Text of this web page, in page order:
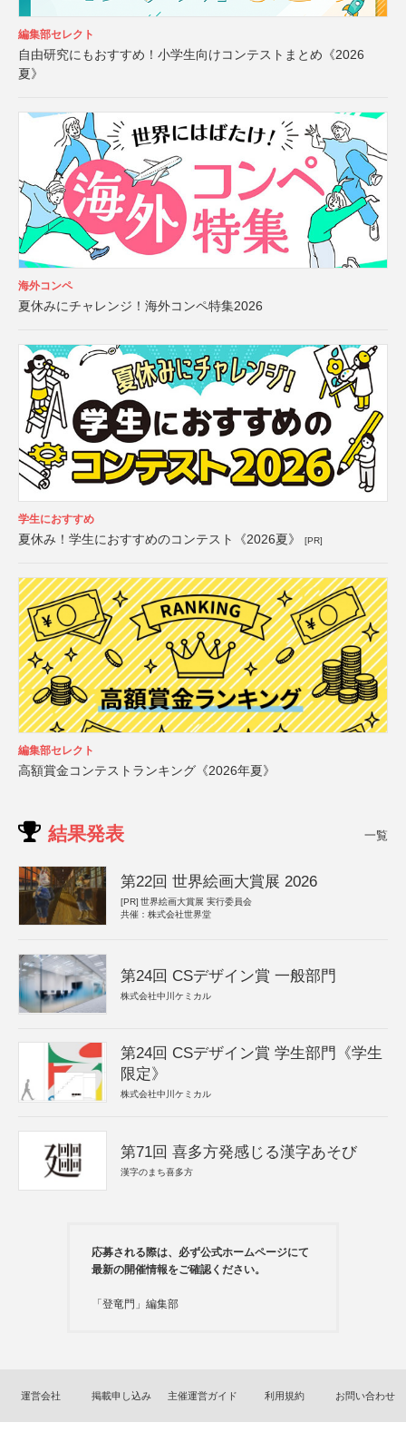
編集部セレクト
自由研究にもおすすめ！小学生向けコンテストまとめ《2026
夏》
海外コンペ
夏休みにチャレンジ！海外コンペ特集2026
学生におすすめ
夏休み！学生におすすめのコンテスト《2026夏》 [PR]
編集部セレクト
高額賞金コンテストランキング《2026年夏》
結果発表 一覧
第22回 世界絵画大賞展 2026
[PR] 世界絵画大賞展 実行委員会
共催：株式会社世界堂
第24回 CSデザイン賞 一般部門
株式会社中川ケミカル
第24回 CSデザイン賞 学生部門《学生
限定》
株式会社中川ケミカル
第71回 喜多方発感じる漢字あそび
漢字のまち喜多方
応募される際は、必ず公式ホームページにて
最新の開催情報をご確認ください。
「登竜門」編集部
運営会社 掲載申し込み 主催運営ガイド 利用規約 お問い合わせ